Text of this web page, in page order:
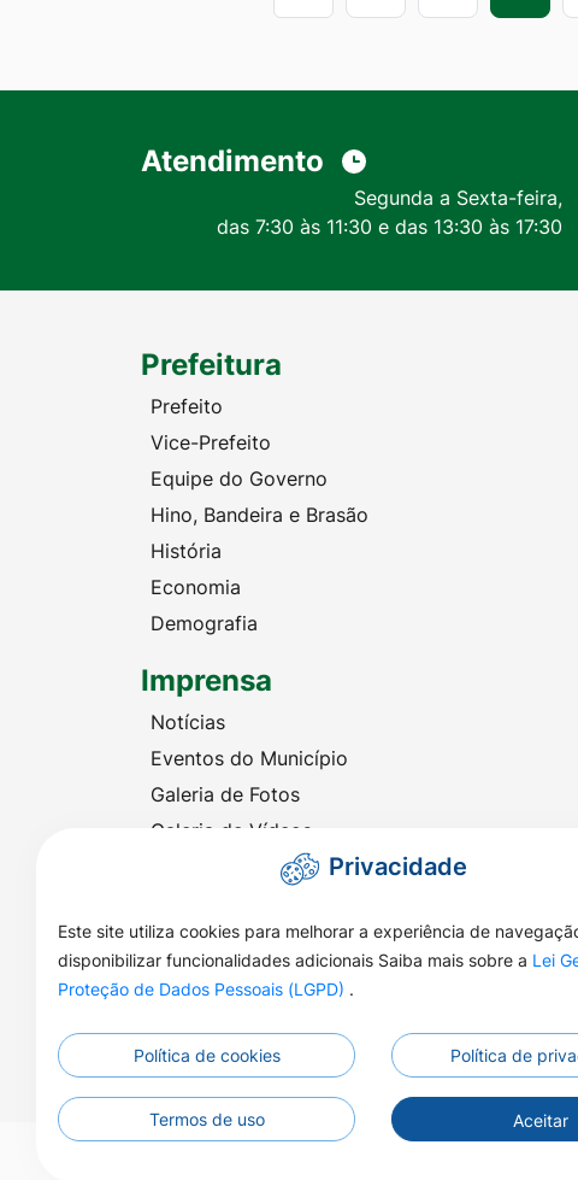
Atendimento
Segunda a Sexta-feira,
das 7:30 às 11:30 e das 13:30 às 17:30
Prefeitura
Prefeito
Vice-Prefeito
Equipe do Governo
Hino, Bandeira e Brasão
História
Economia
Demografia
Imprensa
Notícias
Eventos do Município
Galeria de Fotos
Galeria de Vídeos
Audiência Eletrônica
©2026 - Prefeitura Municipal de Nova Nazaré
Privacidade
Este site utiliza cookies para melhorar a experiência de
disponibilizar funcionalidades adicionais Saiba mais sobre a Lei
Proteção de Dados Pessoais (LGPD) .
Política de cookies Política de
Termos de uso Aceitar